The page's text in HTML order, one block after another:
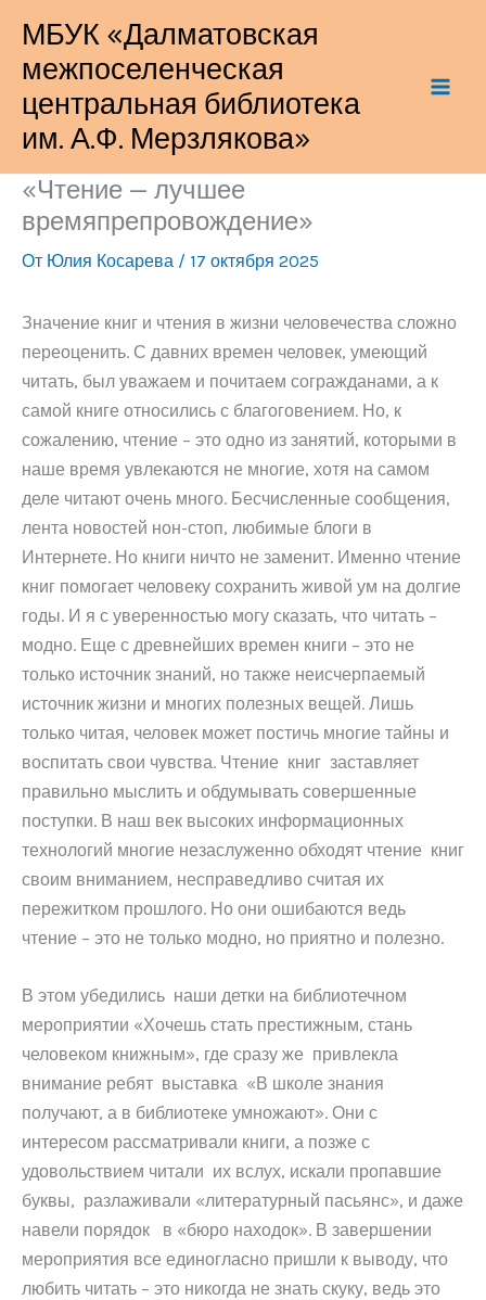
содержимому
МБУК «Далматовская
межпоселенческая
центральная библиотека
им. А.Ф. Мерзлякова»
«Чтение — лучшее
времяпрепровождение»
От Юлия Косарева / 17 октября 2025
Значение книг и чтения в жизни человечества сложно
переоценить. С давних времен человек, умеющий
читать, был уважаем и почитаем согражданами, а к
самой книге относились с благоговением. Но, к
сожалению, чтение – это одно из занятий, которыми в
наше время увлекаются не многие, хотя на самом
деле читают очень много. Бесчисленные сообщения,
лента новостей нон-стоп, любимые блоги в
Интернете. Но книги ничто не заменит. Именно чтение
книг помогает человеку сохранить живой ум на долгие
годы. И я с уверенностью могу сказать, что читать –
модно. Еще с древнейших времен книги – это не
только источник знаний, но также неисчерпаемый
источник жизни и многих полезных вещей. Лишь
только читая, человек может постичь многие тайны и
воспитать свои чувства. Чтение книг заставляет
правильно мыслить и обдумывать совершенные
поступки. В наш век высоких информационных
технологий многие незаслуженно обходят чтение книг
своим вниманием, несправедливо считая их
пережитком прошлого. Но они ошибаются ведь
чтение – это не только модно, но приятно и полезно.
В этом убедились наши детки на библиотечном
мероприятии «Хочешь стать престижным, стань
человеком книжным», где сразу же привлекла
внимание ребят выставка «В школе знания
получают, а в библиотеке умножают». Они с
интересом рассматривали книги, а позже с
удовольствием читали их вслух, искали пропавшие
буквы, разлаживали «литературный пасьянс», и даже
навели порядок в «бюро находок». В завершении
мероприятия все единогласно пришли к выводу, что
любить читать – это никогда не знать скуку, ведь это